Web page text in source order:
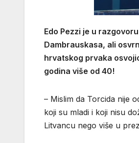
Edo Pezzi je u
Dambrauskasa, ali
hrvatskog prvaka
godina više od 40!
– Mislim da Torcida nije
koji su mladi i koji nisu
Litvancu nego više u